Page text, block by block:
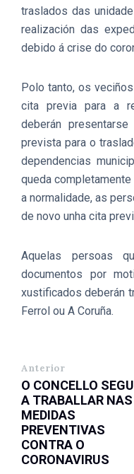
traslados das
realización das
debido á crise do
Polo tanto, os
cita previa para a
deberán
prevista para o
dependencias
queda
a normalidade, as
de novo unha cita
Aquelas persoas
documentos por
xustificados deberán
Ferrol ou A Coruña.
Anterior
O CONCELLO
A TRABALLAR NAS
MEDIDAS
PREVENTIVAS
CONTRA O
CORONAVIRUS